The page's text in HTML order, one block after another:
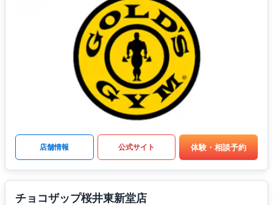
店舗情報 公式サイト 体験・相談予約
チョコザップ桜井東新堂店